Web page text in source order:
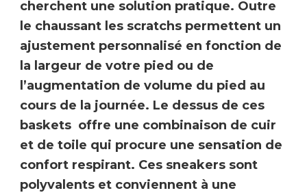
cherchent une solution pratique. Outre
le chaussant les scratchs permettent un
ajustement personnalisé en fonction de
la largeur de votre pied ou de
l’augmentation de volume du pied au
cours de la journée. Le dessus de ces
baskets offre une combinaison de cuir
et de toile qui procure une sensation de
confort respirant. Ces sneakers sont
polyvalents et conviennent à une